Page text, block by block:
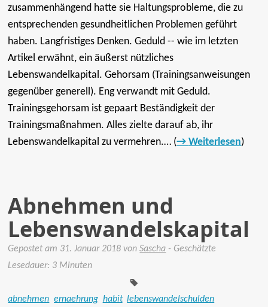
zusammenhängend hatte sie Haltungsprobleme, die zu
entsprechenden gesundheitlichen Problemen geführt
haben. Langfristiges Denken. Geduld -- wie im letzten
Artikel erwähnt, ein äußerst nützliches
Lebenswandelkapital. Gehorsam (Trainingsanweisungen
gegenüber generell). Eng verwandt mit Geduld.
Trainingsgehorsam ist gepaart Beständigkeit der
Trainingsmaßnahmen. Alles zielte darauf ab, ihr
Lebenswandelkapital zu vermehren.… (
Weiterlesen)
Abnehmen und
Lebenswandelskapital
Gepostet am 31. Januar 2018vonSascha - Geschätzte
Lesedauer: 3 MinutenTags:
abnehmen ernaehrung habit lebenswandelschulden